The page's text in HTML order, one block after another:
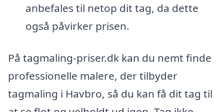
anbefales til netop dit tag, da dette
også påvirker prisen.
På tagmaling-priser.dk kan du nemt finde
professionelle malere, der tilbyder
tagmaling i Havbro, så du kan få dit tag til